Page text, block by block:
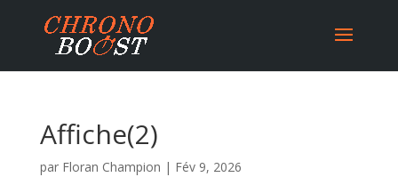
Affiche(2)
par Floran Champion | Fév 9, 2026